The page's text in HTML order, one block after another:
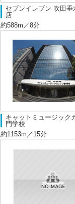
セブンイレブン 吹田垂
店
約588m／8分
キャットミュージック
門学校
約1153m／15分